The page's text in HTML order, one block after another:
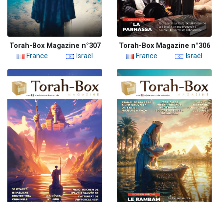
Torah-Box Magazine n°307
France
Israël
Torah-Box Magazine n°306
France
Israël